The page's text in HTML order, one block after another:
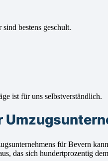
bestens geschult.
ist für uns selbstverständlich.
für Bevern
das sich hundertprozentig